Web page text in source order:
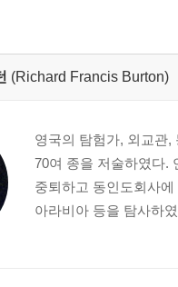
새와 공작
용 설명서
(Richard Francis Burton)
영국의 탐험가, 외교관
70여 종을 저술하였다.
중퇴하고 동인도회사
아라비아 등을 탐사하